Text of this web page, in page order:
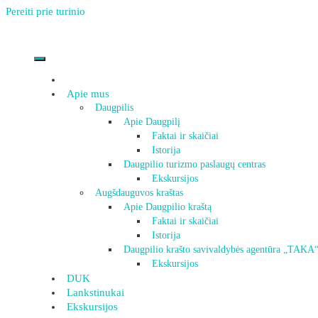
Pereiti prie turinio
Apie mus
Daugpilis
Apie Daugpilį
Faktai ir skaičiai
Istorija
Daugpilio turizmo paslaugų centras
Ekskursijos
Augšdauguvos kraštas
Apie Daugpilio kraštą
Faktai ir skaičiai
Istorija
Daugpilio krašto savivaldybės agentūra „TAKA“
Ekskursijos
DUK
Lankstinukai
Ekskursijos